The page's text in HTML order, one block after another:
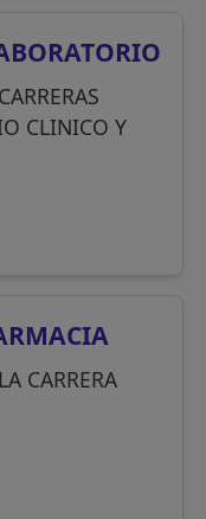
CLINICO Y
CARRERA